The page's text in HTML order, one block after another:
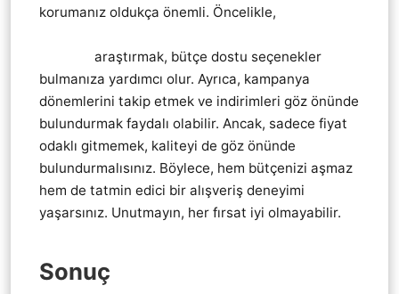
korumanız oldukça önemli. Öncelikle,
araştırmak, bütçe dostu seçenekler
bulmanıza yardımcı olur. Ayrıca, kampanya
dönemlerini takip etmek ve indirimleri göz önünde
bulundurmak faydalı olabilir. Ancak, sadece fiyat
odaklı gitmemek, kaliteyi de göz önünde
bulundurmalısınız. Böylece, hem bütçenizi aşmaz
hem de tatmin edici bir alışveriş deneyimi
yaşarsınız. Unutmayın, her fırsat iyi olmayabilir.
Sonuç